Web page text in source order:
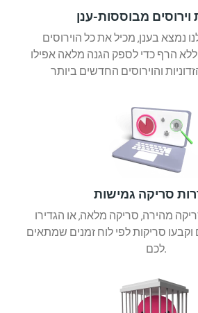
וירוסים מבוססות-ענן
נמצא בענן, מכיל את כל הוירוסים
הרף כדי לספק הגנה מלאה אפילו
סריקה גמישות
מהירה, סריקה מלאה, או הגדירו
סריקות לפי לוח זמנים שמתאים
לכם.